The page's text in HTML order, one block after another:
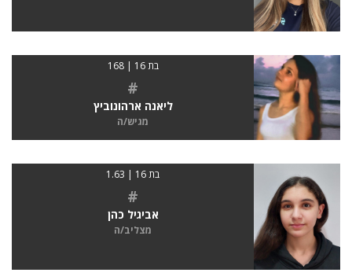
בת 16 | 168
#
ליאנה ארהונוביץ
מגיש/ה
בת 16 | 1.63
#
אביגיל כהן
מצליב/ה